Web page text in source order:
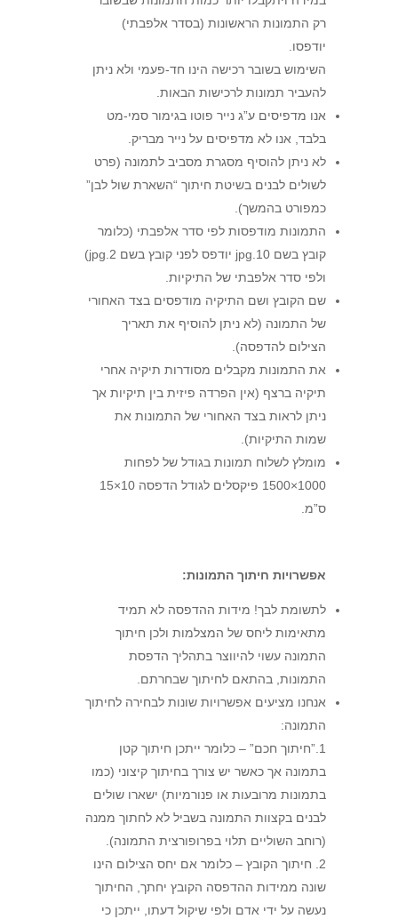
רק התמונות הראשונות (בסדר אלפבתי)
יודפסו.
השימוש בשובר רכישה הינו חד-פעמי ולא ניתן
להעביר תמונות לרכישות הבאות.
אנו מדפיסים ע”ג נייר פוטו בגימור סמי-מט
בלבד, אנו לא מדפיסים על נייר מבריק.
לא ניתן להוסיף מסגרת מסביב לתמונה (פרט
לשולים לבנים בשיטת חיתוך “השארת שול לבן”
כמפורט בהמשך).
התמונות מודפסות לפי סדר אלפבתי (כלומר
קובץ בשם 10.jpg יודפס לפני קובץ בשם 2.jpg)
ולפי סדר אלפבתי של התיקיות.
שם הקובץ ושם התיקיה מודפסים בצד האחורי
של התמונה (לא ניתן להוסיף את תאריך
הצילום להדפסה).
את התמונות מקבלים מסודרות תיקיה אחרי
תיקיה ברצף (אין הפרדה פיזית בין תיקיות אך
ניתן לראות בצד האחורי של התמונות את
שמות התיקיות).
מומלץ לשלוח תמונות בגודל של לפחות
1000×1500 פיקסלים לגודל הדפסה 10×15
ס”מ.
אפשרויות חיתוך התמונות:
לתשומת לבך! מידות ההדפסה לא תמיד
מתאימות ליחס של המצלמות ולכן חיתוך
התמונה עשוי להיווצר בתהליך הדפסת
התמונות, בהתאם לחיתוך שבחרתם.
אנחנו מציעים אפשרויות שונות לבחירה לחיתוך
התמונה:
1.”חיתוך חכם” – כלומר ייתכן חיתוך קטן
בתמונה אך כאשר יש צורך בחיתוך קיצוני (כמו
בתמונות מרובעות או פנורמיות) ישארו שולים
לבנים בקצוות התמונה בשביל לא לחתוך ממנה
(רוחב השוליים תלוי בפרופורצית התמונה).
2. חיתוך הקובץ – כלומר אם יחס הצילום הינו
שונה ממידות ההדפסה הקובץ יחתך, החיתוך
נעשה על ידי אדם ולפי שיקול דעתו, ייתכן כי